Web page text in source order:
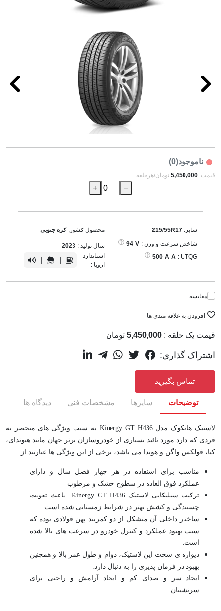
ناموجود(0)
قیمت: 5,450,000 تومان/هرحلقه
−
+
سایز: 215/55R17
شاخص سرعت و وزن : V
94
UTQG :
A
A
500
محصول کشور: کره جنوبی
سال تولید : 2023
استاندارد
اروپا :
مقایسه
افزودن به علاقه مندی ها
قیمت یک حلقه : 5,450,000 تومان
اشتراک گذاری:
تماس بگیرید
توضیحات سایزها مشخصات فنی دیدگاه ها
لاستیک هانکوک مدل Kinergy GT H436 به سبب ویژگی های منحصر به
فردی که دارد مورد تائید بسیاری از خودروسازان برتر جهان مانند هیوندای،
کیا، فولکس واگن و هوندا می باشد، برخی از این ویژگی ها عبارتند از:
مناسب برای استفاده در هر چهار فصل سال و دارای
عملکرد فوق العاده در سطوح خشک و مرطوب
ترکیب سیلیکایی لاستیک Kinergy GT H436 باعث تقویت
چسبندگی و کشش بهتر در شرایط زمستانی شده است.
ساختار داخلی آن متشکل از دو کمربند پهن فولادی بوده که
سبب بهبود عملکرد و کنترل خودرو در سرعت های بالا شده
است.
دیواره ی سخت این لاستیک، دوام و طول عمر بالا و همچنین
بهبود در فرمان پذیری را به دنبال دارد.
ایجاد سر و صدای کم و ایجاد آرامش و راحتی برای
سرنشینان